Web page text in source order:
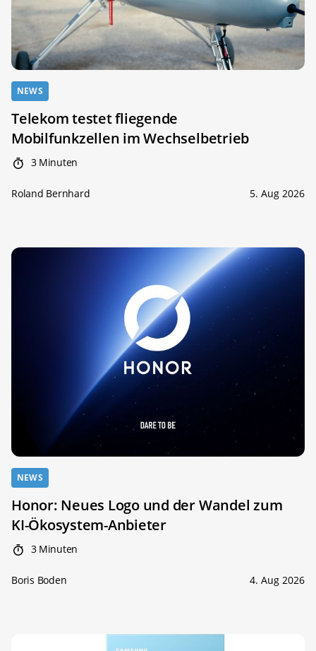
NEWS
Telekom testet fliegende
Mobilfunkzellen im Wechselbetrieb
3 Minuten
Roland Bernhard 5. Aug 2026
NEWS
Honor: Neues Logo und der Wandel zum
KI-Ökosystem-Anbieter
3 Minuten
Boris Boden 4. Aug 2026